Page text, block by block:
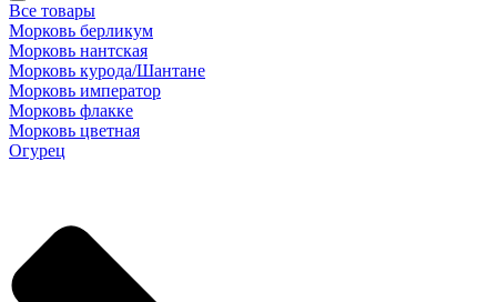
Все товары
Морковь берликум
Морковь нантская
Морковь курода/Шантане
Морковь император
Морковь флакке
Морковь цветная
Огурец